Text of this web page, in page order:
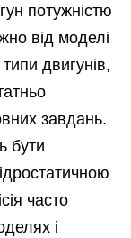
потужністю
від моделі
двигунів,
завдань.
бути
часто
і